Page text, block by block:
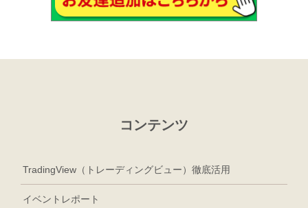
コンテンツ
TradingView（トレーディングビュー）徹底活用
イベントレポート